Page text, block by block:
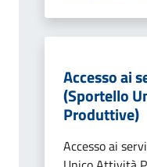
Accesso ai
(Sportello
Produttive)
Accesso ai